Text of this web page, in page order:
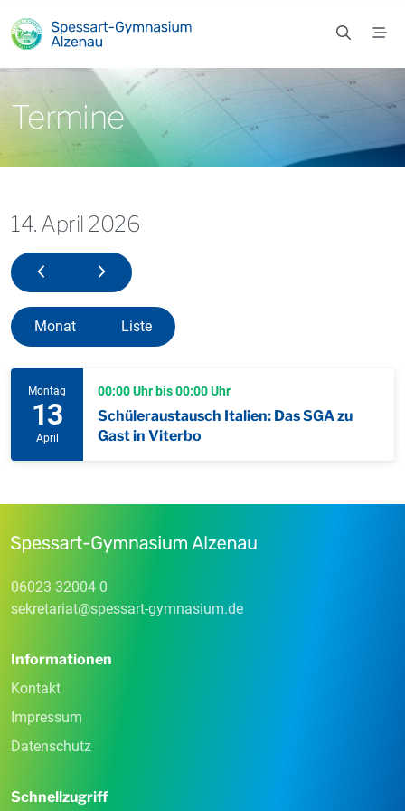
Termine
14. April 2026
13. April 202615. April 2026
Monat Liste
Montag
13
April
00:00 Uhr bis 00:00 Uhr
Schüleraustausch Italien: Das SGA zu
Gast in Viterbo
06023 32004 0
sekretariat@spessart-gymnasium.de
Informationen
Kontakt
Impressum
Datenschutz
Schnellzugriff